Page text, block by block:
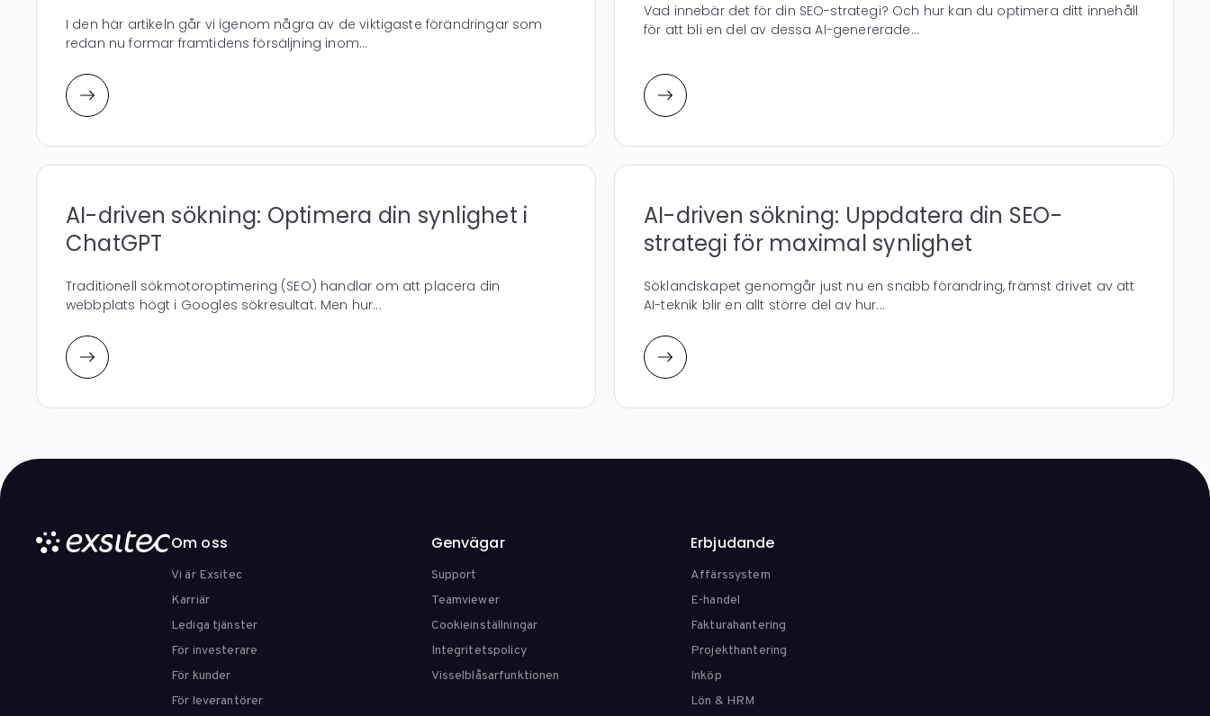
I den här artikeln går vi igenom några av de viktigaste förändringar som
redan nu formar framtidens försäljning inom...
Vad innebär det för din SEO-strategi? Och hur kan du optimera ditt innehåll
för att bli en del av dessa AI-genererade...
AI-driven sökning: Optimera din synlighet i
ChatGPT
Traditionell sökmotoroptimering (SEO) handlar om att placera din
webbplats högt i Googles sökresultat. Men hur...
AI-driven sökning: Uppdatera din SEO-
strategi för maximal synlighet
Söklandskapet genomgår just nu en snabb förändring, främst drivet av att
AI-teknik blir en allt större del av hur...
Om oss
Vi är Exsitec
Karriär
Lediga tjänster
För investerare
För kunder
För leverantörer
Genvägar
Support
Teamviewer
Cookieinställningar
Integritetspolicy
Visselblåsarfunktionen
Erbjudande
Affärssystem
E-handel
Fakturahantering
Projekthantering
Inköp
Lön & HRM